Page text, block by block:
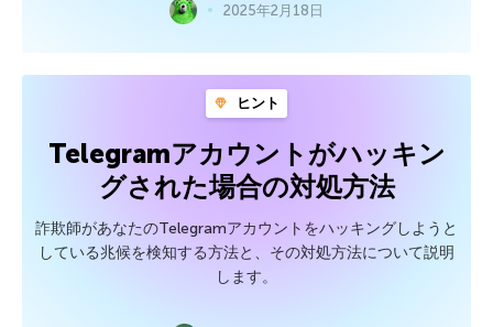
2025年2月18日
ヒント
Telegramアカウントがハッキン
グされた場合の対処方法
詐欺師があなたのTelegramアカウントをハッキングしようと
している兆候を検知する方法と、その対処方法について説明
します。